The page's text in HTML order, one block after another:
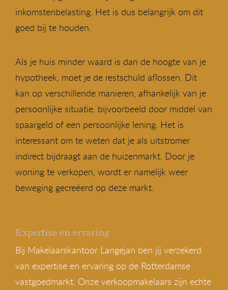
inkomstenbelasting. Het is dus belangrijk om dit
goed bij te houden.
Als je huis minder waard is dan de hoogte van je
hypotheek, moet je de restschuld aflossen. Dit
kan op verschillende manieren, afhankelijk van je
persoonlijke situatie, bijvoorbeeld door middel van
spaargeld of een persoonlijke lening. Het is
interessant om te weten dat je als uitstromer
indirect bijdraagt aan de huizenmarkt. Door je
woning te verkopen, wordt er namelijk weer
beweging gecreëerd op deze markt.
Expertise en ervaring
Bij Makelaarskantoor Langejan ben jij verzekerd
van expertise en ervaring op de Rotterdamse
vastgoedmarkt. Onze verkoopmakelaars zijn echte